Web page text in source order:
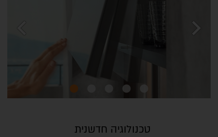
chevron_right
טכנולוגיה חדשנית